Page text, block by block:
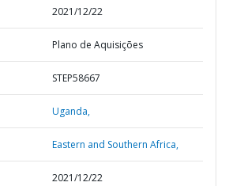
2021/12/22
Plano de Aquisições
STEP58667
Uganda,
Eastern and Southern Africa,
2021/12/22